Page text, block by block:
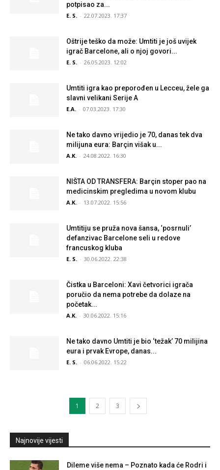
potpisao za...
E. S. - 22.07.2023. 17:37
Oštrije teško da može: Umtiti je još uvijek
igrač Barcelone, ali o njoj govori...
E. S. - 26.05.2023. 12:02
Umtiti igra kao preporođen u Lecceu, žele ga
slavni velikani Serije A
E.A. - 07.03.2023. 17:30
Ne tako davno vrijedio je 70, danas tek dva
milijuna eura: Barçin višak u...
A.K. - 24.08.2022. 16:30
NIŠTA OD TRANSFERA: Barçin stoper pao na
medicinskim pregledima u novom klubu
A.K. - 13.07.2022. 15:56
Umtitiju se pruža nova šansa, ‘posrnuli’
defanzivac Barcelone seli u redove
francuskog kluba
E. S. - 30.06.2022. 22:38
Čistka u Barceloni: Xavi četvorici igrača
poručio da nema potrebe da dolaze na
početak...
A.K. - 30.06.2022. 15:16
Ne tako davno Umtiti je bio ‘težak’ 70 milijina
eura i prvak Evrope, danas...
E. S. - 06.06.2022. 15:22
1 2 3
Najnovije vijesti
Dileme više nema – Poznato kada će Rodri i